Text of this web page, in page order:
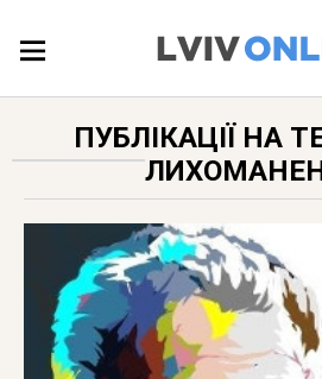
ПУБЛІКАЦІЇ
ПУБЛІКАЦІЇ НА